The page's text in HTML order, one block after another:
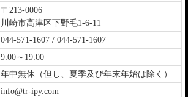
〒213-0006
川崎市高津区下野毛1-6-11
044-571-1607 / 044-571-1607
9:00～19:00
年中無休（但し、夏季及び年末年始は除く）
info@tr-ipy.com